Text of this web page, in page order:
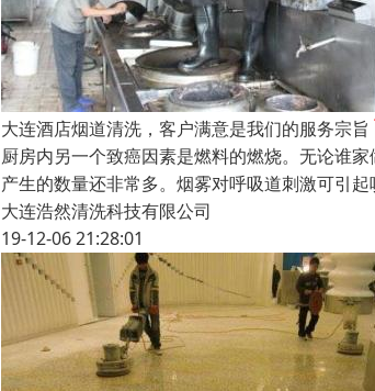
大连酒店烟道清洗，客户满意是我们的服务宗旨
厨房内另一个致癌因素是燃料的燃烧。无论谁
产生的数量还非常多。烟雾对呼吸道刺激可引
大连浩然清洗科技有限公司
19-12-06 21:28:01